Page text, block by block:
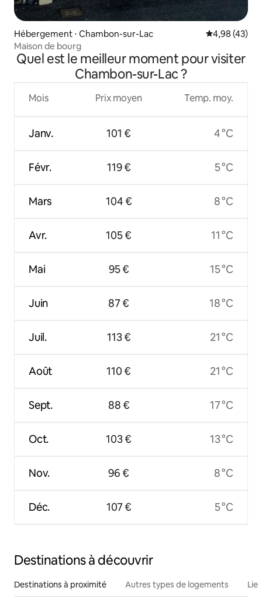
Hébergement ⋅ Chambon-sur-Lac Évaluation
4,98 (43)
Maison de bourg
Quel est le meilleur moment pour visiter
Chambon-sur-Lac ?
Mois
Janv.
Févr.
Mars
Avr.
Mai
Juin
Juil.
Août
Sept.
Oct.
Nov.
Déc.
Prix moyen
101 €
119 €
104 €
105 €
95 €
87 €
113 €
110 €
88 €
103 €
96 €
107 €
Temp. moy.
4 °C
5 °C
8 °C
11 °C
15 °C
18 °C
21 °C
21 °C
17 °C
13 °C
8 °C
5 °C
Destinations à découvrir
Destinations à proximité Autres types de logements